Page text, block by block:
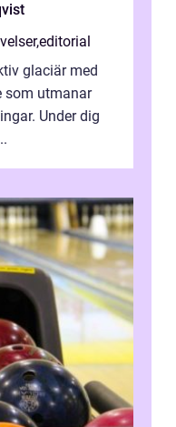
,editorial
glaciär med
som utmanar
Under dig